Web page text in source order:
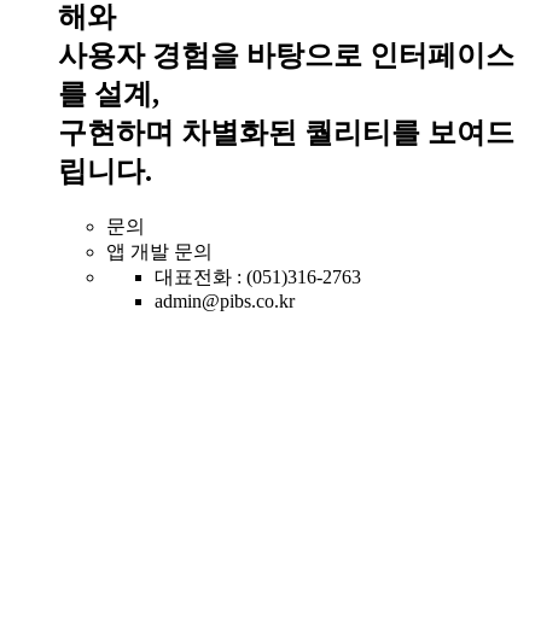
해와
사용자 경험을 바탕으로 인터페이스
를 설계,
구현하며 차별화된 퀄리티를 보여드
립니다.
문의
앱 개발 문의
대표전화 : (051)316-2763
admin@pibs.co.kr